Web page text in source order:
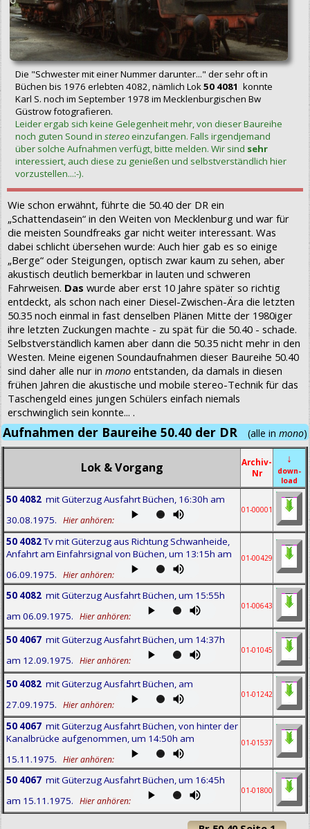
Die "Schwester mit einer Nummer darunter..." der sehr oft in
Büchen bis 1976 erlebten 4082, nämlich Lok50 4081 konnte
Karl S. noch im September 1978 im Mecklenburgischen Bw
Güstrow fotografieren.
Leider ergab sich keine Gelegenheit mehr, von dieser Baureihe
noch guten Sound in stereoeinzufangen. Falls irgendjemand
über solche Aufnahmen verfügt, bitte melden. Wir sind sehr
interessiert, auch diese zu genießen und selbstverständlich hier
vorzustellen...:-).
Wie schon erwähnt, führte die 50.40 der DR ein
„Schattendasein“ in den Weiten von Mecklenburg und war für
die meisten Soundfreaks gar nicht weiter interessant. Was
dabei schlicht übersehen wurde: Auch hier gab es so einige
„Berge“ oder Steigungen, optisch zwar kaum zu sehen, aber
akustisch deutlich bemerkbar in lauten und schweren
Fahrweisen. Das wurde aber erst 10 Jahre später so richtig
entdeckt, als schon nach einer Diesel-Zwischen-Ära die letzten
50.35 noch einmal in fast denselben Plänen Mitte der 1980iger
ihre letzten Zuckungen machte - zu spät für die 50.40 - schade.
Selbstverständlich kamen aber dann die 50.35 nicht mehr in den
Westen. Meine eigenen Soundaufnahmen dieser Baureihe 50.40
sind daher alle nur inmono entstanden, da damals in diesen
frühen Jahren die akustische und mobile stereo-Technik für das
Taschengeld eines jungen Schülers einfach niemals
erschwinglich sein konnte... .
Aufnahmen der Baureihe 50.40 der DR (alle in mono)
Lok & Vorgang
Archiv-
Nr
↓
down-
load
50 4082 mit Güterzug Ausfahrt Büchen, 16:30h am
30.08.1975.
Hier anhören:
01-00001
50 4082Tv mit Güterzug aus Richtung Schwanheide,
Anfahrt am Einfahrsignal von Büchen, um 13:15h am
06.09.1975.
Hier anhören:
01-00429
50 4082 mit Güterzug Ausfahrt Büchen, um 15:55h
am 06.09.1975.
Hier anhören:
01-00643
50 4067 mit Güterzug Ausfahrt Büchen, um 14:37h
am 12.09.1975.
Hier anhören:
01-01045
50 4082 mit Güterzug Ausfahrt Büchen, am
27.09.1975.
Hier anhören:
01-01242
50 4067 mit Güterzug Ausfahrt Büchen, von hinter der
Kanalbrücke aufgenommen, um 14:50h am
15.11.1975.
Hier anhören:
01-01537
50 4067 mit Güterzug Ausfahrt Büchen, um 16:45h
am 15.11.1975.
Hier anhören:
01-01800